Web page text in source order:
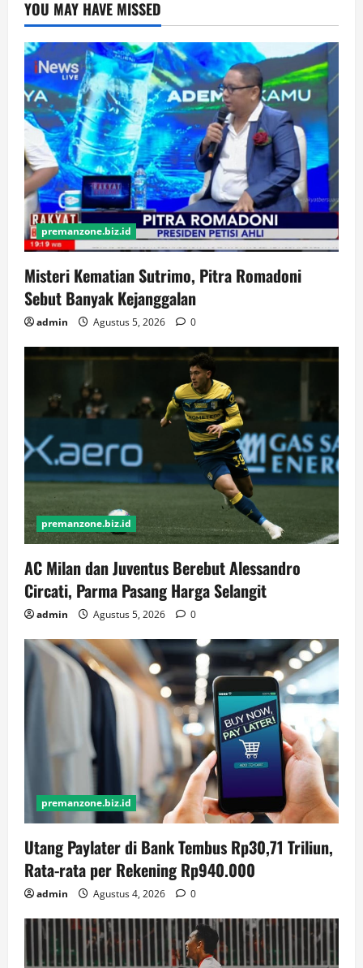
YOU MAY HAVE MISSED
premanzone.biz.id
Misteri Kematian Sutrimo, Pitra Romadoni
Sebut Banyak Kejanggalan
admin Agustus 5, 2026 0
premanzone.biz.id
AC Milan dan Juventus Berebut Alessandro
Circati, Parma Pasang Harga Selangit
admin Agustus 5, 2026 0
premanzone.biz.id
Utang Paylater di Bank Tembus Rp30,71 Triliun,
Rata-rata per Rekening Rp940.000
admin Agustus 4, 2026 0